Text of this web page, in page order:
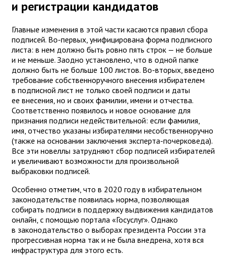
и регистрации кандидатов
Главные изменения в этой части касаются правил сбора
подписей. Во-первых, унифицирована форма подписного
листа: в нем должно быть ровно пять строк — не больше
и не меньше. Заодно установлено, что в одной папке
должно быть не больше 100 листов. Во-вторых, введено
требование собственноручного внесения избирателем
в подписной лист не только своей подписи и даты
ее внесения, но и своих фамилии, имени и отчества.
Соответственно появилось и новое основание для
признания подписи недействительной: если фамилия,
имя, отчество указаны избирателями несобственноручно
(также на основании заключения эксперта-почерковеда).
Все эти новеллы затрудняют сбор подписей избирателей
и увеличивают возможности для произвольной
выбраковки подписей.
Особенно отметим, что в 2020 году в избирательном
законодательстве появилась норма, позволяющая
собирать подписи в поддержку выдвижения кандидатов
онлайн, с помощью портала «Госуслуг». Однако
в законодательство о выборах президента России эта
прогрессивная норма так и не была внедрена, хотя вся
инфраструктура для этого есть.